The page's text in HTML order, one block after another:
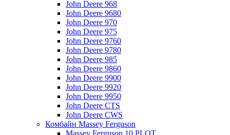
John Deere 968
John Deere 9680
John Deere 970
John Deere 975
John Deere 9760
John Deere 9780
John Deere 985
John Deere 9860
John Deere 9900
John Deere 9920
John Deere 9950
John Deere CTS
John Deere CWS
Комбайн Massey Ferguson
Massey Ferguson 10 PLOT